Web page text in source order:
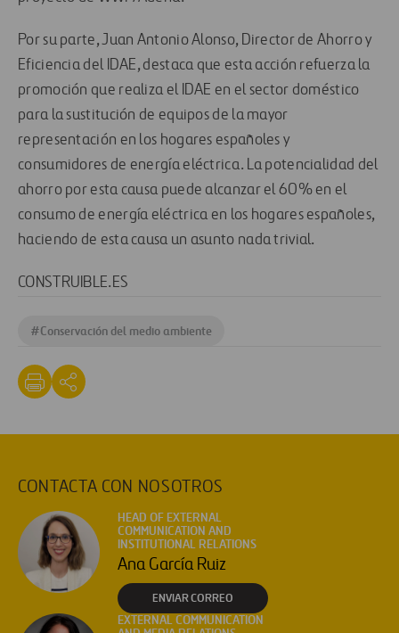
Por su parte, Juan Antonio Alonso, Director de Ahorro y
Eficiencia del IDAE, destaca que esta acción refuerza la
promoción que realiza el IDAE en el sector doméstico
para la sustitución de equipos de la mayor
representación en los hogares españoles y
consumidores de energía eléctrica. La potencialidad del
ahorro por esta causa puede alcanzar el 60% en el
consumo de energía eléctrica en los hogares españoles,
haciendo de esta causa un asunto nada trivial.
CONSTRUIBLE.ES
#Conservación del medio ambiente
CONTACTA CON NOSOTROS
HEAD OF EXTERNAL
COMMUNICATION AND
INSTITUTIONAL RELATIONS
Ana García Ruiz
ENVIAR CORREO
EXTERNAL COMMUNICATION